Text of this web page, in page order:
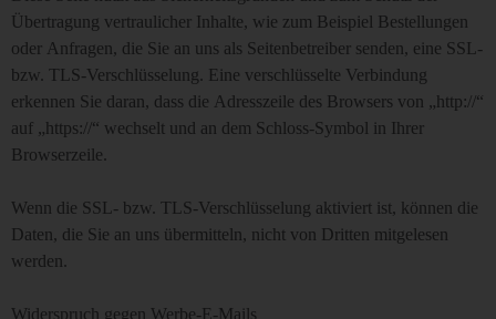
Übertragung vertraulicher Inhalte, wie zum Beispiel Bestellungen
oder Anfragen, die Sie an uns als Seitenbetreiber senden, eine SSL-
bzw. TLS-Verschlüsselung. Eine verschlüsselte Verbindung
erkennen Sie daran, dass die Adresszeile des Browsers von „http://“
auf „https://“ wechselt und an dem Schloss-Symbol in Ihrer
Browserzeile.
Wenn die SSL- bzw. TLS-Verschlüsselung aktiviert ist, können die
Daten, die Sie an uns übermitteln, nicht von Dritten mitgelesen
werden.
Widerspruch gegen Werbe-E-Mails